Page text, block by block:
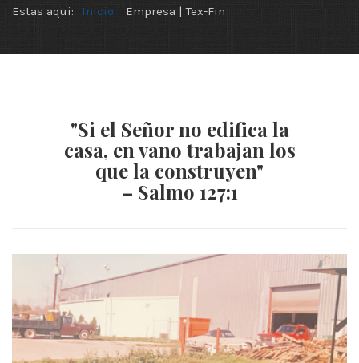
Estas aqui: Inicio Empresa | Tex-Fin
"Si el Señor no edifica la
casa, en vano trabajan los
que la construyen"
– Salmo 127:1